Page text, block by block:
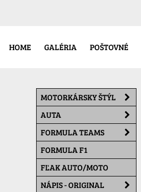
HOME GALÉRIA POŠTOVNÉ
MOTORKÁRSKY ŠTÝL
AUTA
FORMULA TEAMS
FORMULA F1
FĽAK AUTO/MOTO
NÁPIS - ORIGINAL